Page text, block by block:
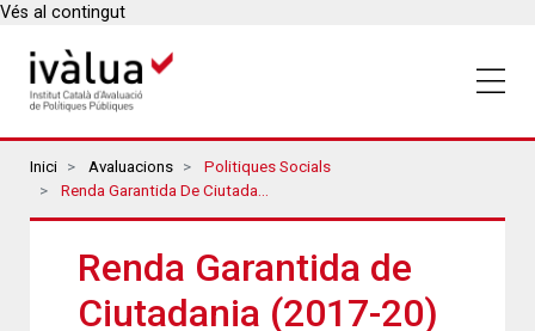
Vés al contingut
Breadcrumbs
Inici Avaluacions
Politiques Socials
Renda Garantida De Ciutadania (2017-20)
Renda Garantida de
Ciutadania (2017-20)